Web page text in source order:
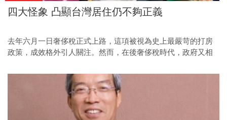
四大怪象 凸顯台灣居住仍不夠正義
去年六月一日奢侈稅正式上路，這項被視為史上最嚴苛的打房
政策，成效格外引人關注。然而，在後奢侈稅時代，政府又相
政策上路周年之際，《今周刊》帶你檢驗政策成效，為當下的